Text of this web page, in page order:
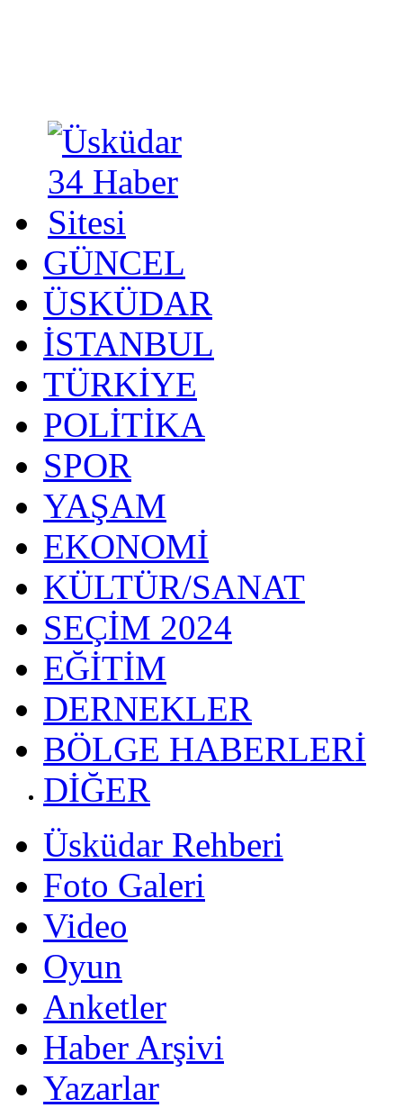
GÜNCEL
ÜSKÜDAR
İSTANBUL
TÜRKİYE
POLİTİKA
SPOR
YAŞAM
EKONOMİ
KÜLTÜR/SANAT
SEÇİM 2024
EĞİTİM
DERNEKLER
BÖLGE HABERLERİ
DİĞER
Üsküdar Rehberi
Foto Galeri
Video
Oyun
Anketler
Haber Arşivi
Yazarlar